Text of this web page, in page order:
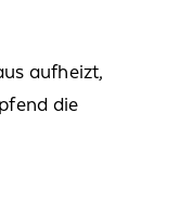
aufheizt,
die